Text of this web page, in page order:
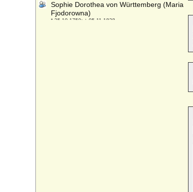
Sophie Dorothea von Württemberg (Maria
Fjodorowna)
* 25.10.1759; + 05.11.1828